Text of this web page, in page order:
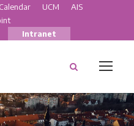
Calendar UCM
AIS
Intranet